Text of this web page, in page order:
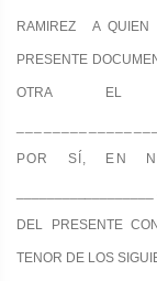
RAMIREZ A QUIEN
PRESENTE
OTRA EL
POR SÍ, EN
_________________
DEL PRESENTE
TENOR DE LOS